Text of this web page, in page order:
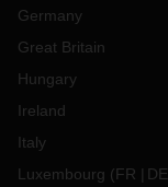
Germany
Great Britain
Hungary
Ireland
Italy
Luxembourg (FR DE